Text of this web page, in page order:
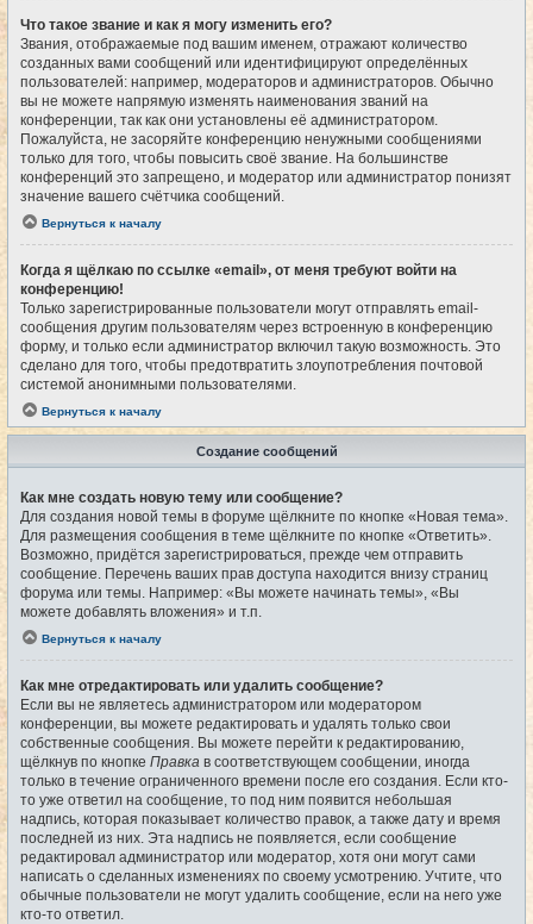
Что такое звание и как я могу изменить его?
Звания, отображаемые под вашим именем, отражают количество
созданных вами сообщений или идентифицируют определённых
пользователей: например, модераторов и администраторов. Обычно
вы не можете напрямую изменять наименования званий на
конференции, так как они установлены её администратором.
Пожалуйста, не засоряйте конференцию ненужными сообщениями
только для того, чтобы повысить своё звание. На большинстве
конференций это запрещено, и модератор или администратор понизят
значение вашего счётчика сообщений.
Вернуться к началу
Когда я щёлкаю по ссылке «email», от меня требуют войти на
конференцию!
Только зарегистрированные пользователи могут отправлять email-
сообщения другим пользователям через встроенную в конференцию
форму, и только если администратор включил такую возможность. Это
сделано для того, чтобы предотвратить злоупотребления почтовой
системой анонимными пользователями.
Вернуться к началу
Создание сообщений
Как мне создать новую тему или сообщение?
Для создания новой темы в форуме щёлкните по кнопке «Новая тема».
Для размещения сообщения в теме щёлкните по кнопке «Ответить».
Возможно, придётся зарегистрироваться, прежде чем отправить
сообщение. Перечень ваших прав доступа находится внизу страниц
форума или темы. Например: «Вы можете начинать темы», «Вы
можете добавлять вложения» и т.п.
Вернуться к началу
Как мне отредактировать или удалить сообщение?
Если вы не являетесь администратором или модератором
конференции, вы можете редактировать и удалять только свои
собственные сообщения. Вы можете перейти к редактированию,
щёлкнув по кнопке Правка в соответствующем сообщении, иногда
только в течение ограниченного времени после его создания. Если кто-
то уже ответил на сообщение, то под ним появится небольшая
надпись, которая показывает количество правок, а также дату и время
последней из них. Эта надпись не появляется, если сообщение
редактировал администратор или модератор, хотя они могут сами
написать о сделанных изменениях по своему усмотрению. Учтите, что
обычные пользователи не могут удалить сообщение, если на него уже
кто-то ответил.